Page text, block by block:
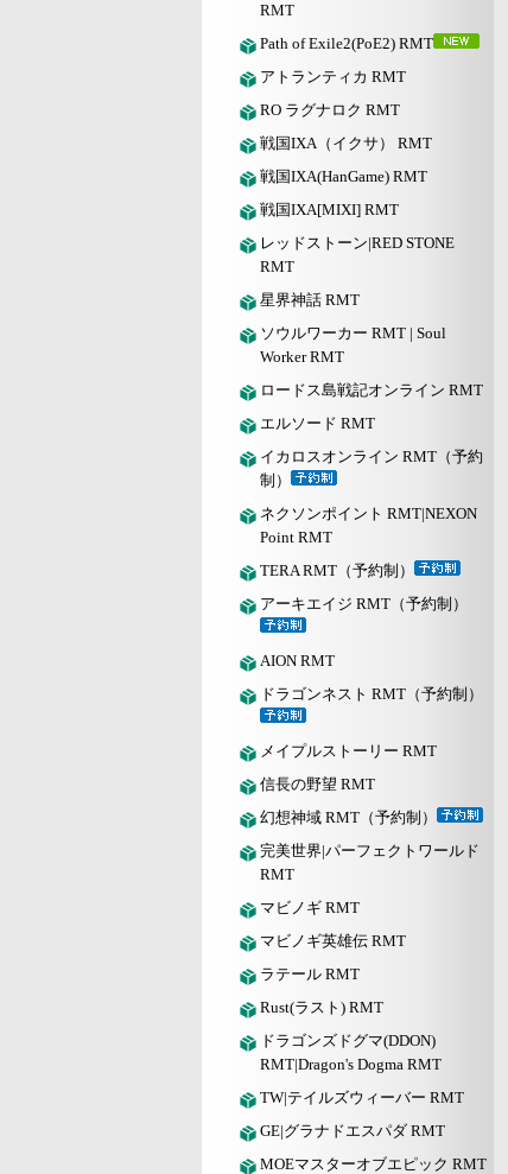
RMT
Path of Exile2(PoE2) RMT
アトランティカ RMT
RO ラグナロク RMT
戦国IXA（イクサ） RMT
戦国IXA(HanGame) RMT
戦国IXA[MIXI] RMT
レッドストーン|RED STONE
RMT
星界神話 RMT
ソウルワーカー RMT | Soul
Worker RMT
ロードス島戦記オンライン RMT
エルソード RMT
イカロスオンライン RMT（予約
制）
ネクソンポイント RMT|NEXON
Point RMT
TERA RMT（予約制）
アーキエイジ RMT（予約制）
AION RMT
ドラゴンネスト RMT（予約制）
メイプルストーリー RMT
信長の野望 RMT
幻想神域 RMT（予約制）
完美世界|パーフェクトワールド
RMT
マビノギ RMT
マビノギ英雄伝 RMT
ラテール RMT
Rust(ラスト) RMT
ドラゴンズドグマ(DDON)
RMT|Dragon's Dogma RMT
TW|テイルズウィーバー RMT
GE|グラナドエスパダ RMT
MOEマスターオブエピック RMT